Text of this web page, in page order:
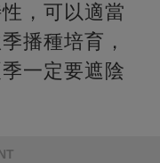
，可以適當
播種培育，
一定要遮陰